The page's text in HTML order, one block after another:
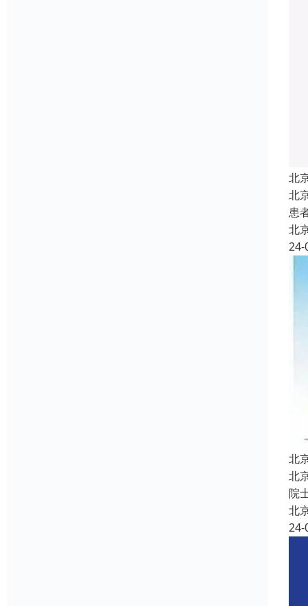
北
北
患
北
24-
北
北
院
北
24-